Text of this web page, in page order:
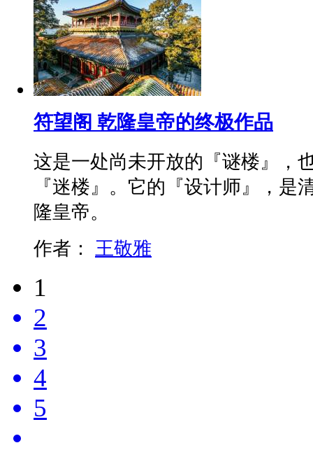
符望阁 乾隆皇帝的终极作品
这是一处尚未开放的『谜楼』，
『迷楼』。它的『设计师』，
隆皇帝。
作者： 王敬雅
1
2
3
4
5